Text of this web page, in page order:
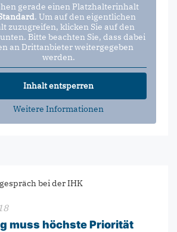
gerade einen Platzhalterinhalt
. Um auf den eigentlichen
zuzugreifen, klicken Sie auf den
Bitte beachten Sie, dass dabei
an Drittanbieter weitergegeben
werden.
Inhalt entsperren
Weitere Informationen
muss höchste Priorität